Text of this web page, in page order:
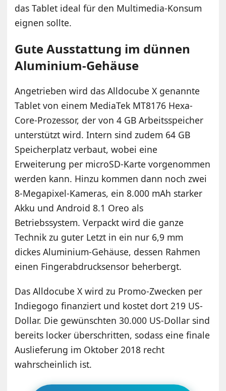
das Tablet ideal für den Multimedia-Konsum
eignen sollte.
Gute Ausstattung im dünnen
Aluminium-Gehäuse
Angetrieben wird das Alldocube X genannte
Tablet von einem MediaTek MT8176 Hexa-
Core-Prozessor, der von 4 GB Arbeitsspeicher
unterstützt wird. Intern sind zudem 64 GB
Speicherplatz verbaut, wobei eine
Erweiterung per microSD-Karte vorgenommen
werden kann. Hinzu kommen dann noch zwei
8-Megapixel-Kameras, ein 8.000 mAh starker
Akku und Android 8.1 Oreo als
Betriebssystem. Verpackt wird die ganze
Technik zu guter Letzt in ein nur 6,9 mm
dickes Aluminium-Gehäuse, dessen Rahmen
einen Fingerabdrucksensor beherbergt.
Das Alldocube X wird zu Promo-Zwecken per
Indiegogo finanziert und kostet dort 219 US-
Dollar. Die gewünschten 30.000 US-Dollar sind
bereits locker überschritten, sodass eine finale
Auslieferung im Oktober 2018 recht
wahrscheinlich ist.